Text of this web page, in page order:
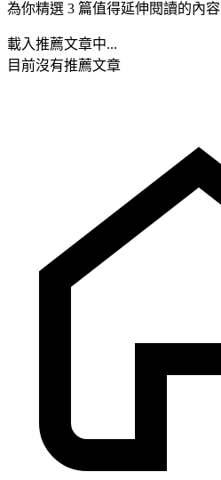
為你精選 3 篇值得延伸閱讀的內容
載入推薦文章中...
目前沒有推薦文章